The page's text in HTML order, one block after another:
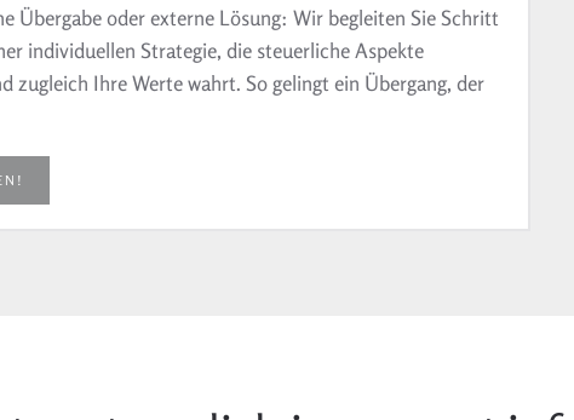
Übergabe oder externe Lösung: Wir begleiten Sie Schritt
individuellen Strategie, die steuerliche Aspekte
zugleich Ihre Werte wahrt. So gelingt ein Übergang, der